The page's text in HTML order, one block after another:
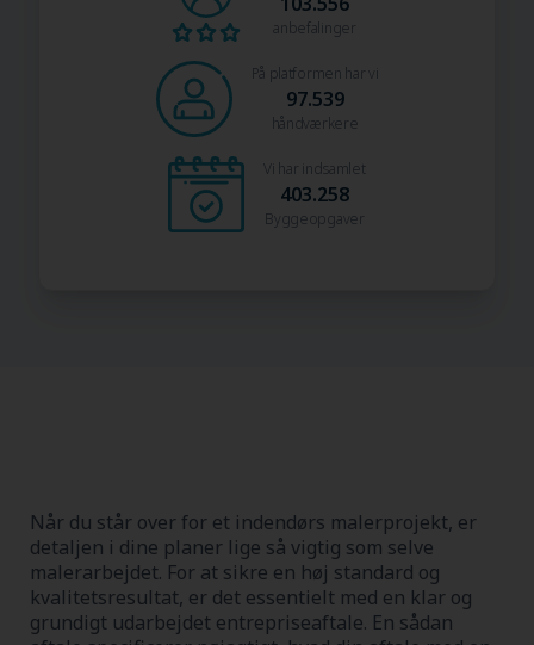
anbefalinger
På platformen har vi
97.539
håndværkere
Vi har indsamlet
403.258
Byggeopgaver
Når du står over for et indendørs malerprojekt, er
detaljen i dine planer lige så vigtig som selve
malerarbejdet. For at sikre en høj standard og
kvalitetsresultat, er det essentielt med en klar og
grundigt udarbejdet entrepriseaftale. En sådan